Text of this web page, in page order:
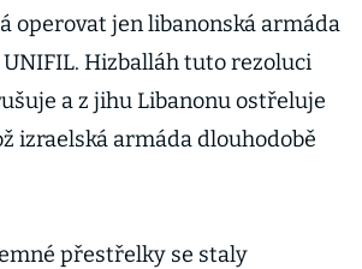
operovat jen libanonská armáda
Hizballáh tuto rezoluci
a z jihu Libanonu ostřeluje
izraelská armáda dlouhodobě
přestřelky se staly